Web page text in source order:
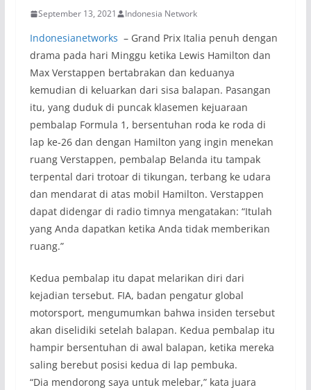
September 13, 2021 Indonesia Network
Indonesianetworks – Grand Prix Italia penuh dengan
drama pada hari Minggu ketika Lewis Hamilton dan
Max Verstappen bertabrakan dan keduanya
kemudian di keluarkan dari sisa balapan. Pasangan
itu, yang duduk di puncak klasemen kejuaraan
pembalap Formula 1, bersentuhan roda ke roda di
lap ke-26 dan dengan Hamilton yang ingin menekan
ruang Verstappen, pembalap Belanda itu tampak
terpental dari trotoar di tikungan, terbang ke udara
dan mendarat di atas mobil Hamilton. Verstappen
dapat didengar di radio timnya mengatakan: “Itulah
yang Anda dapatkan ketika Anda tidak memberikan
ruang.”
Kedua pembalap itu dapat melarikan diri dari
kejadian tersebut. FIA, badan pengatur global
motorsport, mengumumkan bahwa insiden tersebut
akan diselidiki setelah balapan. Kedua pembalap itu
hampir bersentuhan di awal balapan, ketika mereka
saling berebut posisi kedua di lap pembuka.
“Dia mendorong saya untuk melebar,” kata juara